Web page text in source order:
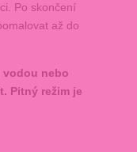
Po skončení
až do
vodou nebo
Pitný režim je